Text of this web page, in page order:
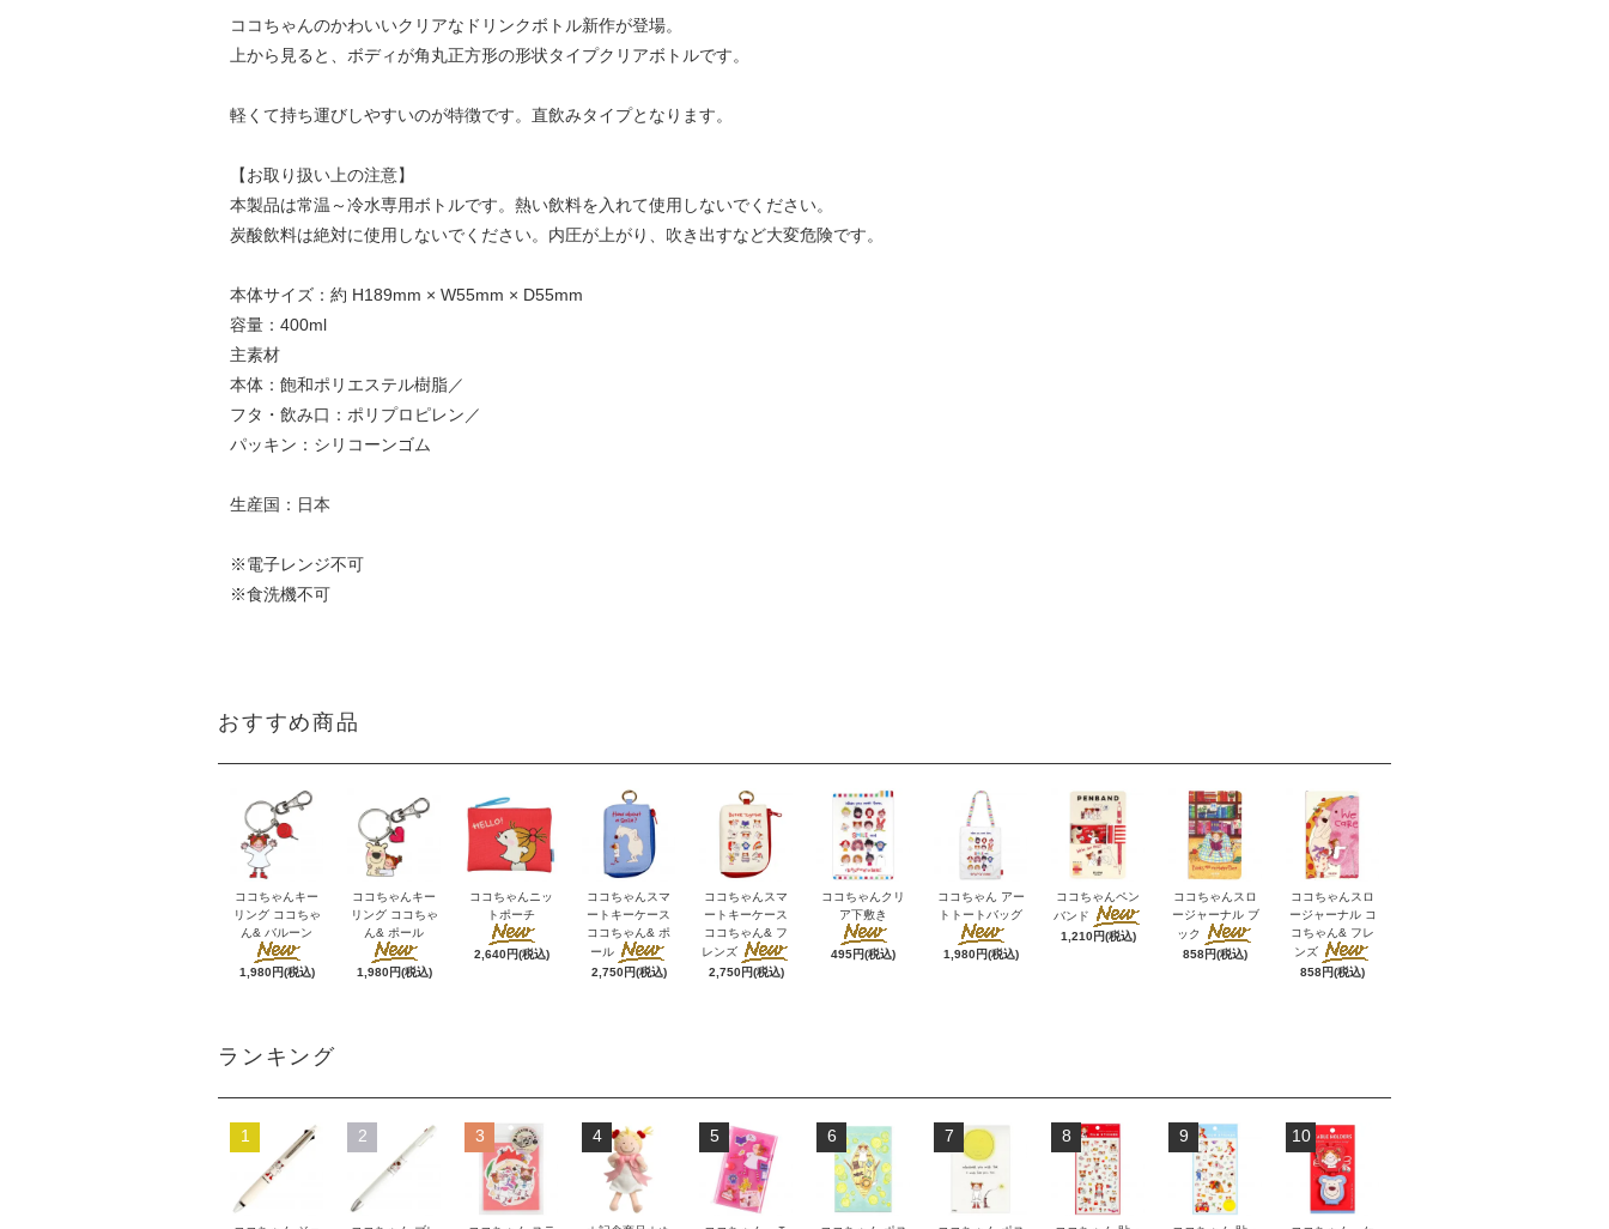
ココちゃんのかわいいクリアなドリンクボトル新作が登場。
上から見ると、ボディが角丸正方形の形状タイプクリアボトルです。
軽くて持ち運びしやすいのが特徴です。直飲みタイプとなります。
【お取り扱い上の注意】
本製品は常温～冷水専用ボトルです。熱い飲料を入れて使用しないでください。
炭酸飲料は絶対に使用しないでください。内圧が上がり、吹き出すなど大変危険です。
本体サイズ：約 H189mm × W55mm × D55mm
容量：400ml
主素材
本体：飽和ポリエステル樹脂／
フタ・飲み口：ポリプロピレン／
パッキン：シリコーンゴム
生産国：日本
※電子レンジ不可
※食洗機不可
おすすめ商品
ココちゃんキー
リング ココちゃ
ん& バルーン
1,980円(税込)
ココちゃんキー
リング ココちゃ
ん& ポール
1,980円(税込)
ココちゃんニッ
トポーチ
2,640円(税込)
ココちゃんスマ
ートキーケース
ココちゃん& ポ
ール
2,750円(税込)
ココちゃんスマ
ートキーケース
ココちゃん& フ
レンズ
2,750円(税込)
ココちゃんクリ
ア下敷き
495円(税込)
ココちゃん アー
トトートバッグ
1,980円(税込)
ココちゃんペン
バンド
1,210円(税込)
ココちゃんスロ
ージャーナル ブ
ック
858円(税込)
ココちゃんスロ
ージャーナル コ
コちゃん& フレ
ンズ
858円(税込)
ランキング
1 2 3 4 5 6 7 8 9 10